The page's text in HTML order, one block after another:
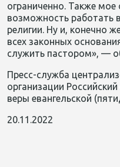
ограниченно. Также
возможность работать
религии. Ну и, конечно
всех законных
служить пастором», —
​Пресс-служба
организации
веры евангельской
20.11.2022